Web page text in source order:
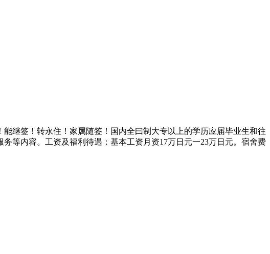
继签！转永住！家属随签！国内全曰制大专以上的学历应届毕业生和往
等内容。工资及福利待遇：基本工资月资17万日元一23万日元。宿舍费